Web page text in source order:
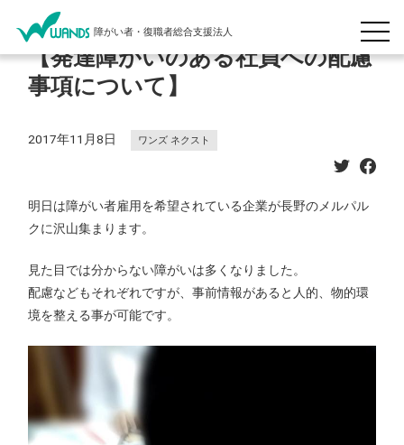
障がい者・復職者総合支援法人
【発達障がいのある社員への配慮
事項について】
2017年11月8日 ワンズ ネクスト
明日は障がい者雇用を希望されている企業が長野のメルパル
クに沢山集まります。
見た目では分からない障がいは多くなりました。
配慮などもそれぞれですが、事前情報があると人的、物的環
境を整える事が可能です。